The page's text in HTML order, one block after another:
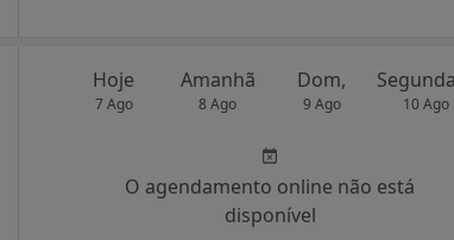
Hoje
7 Ago
Amanhã
8 Ago
Dom,
9 Ago 10 Ago
O agendamento online não está
disponível